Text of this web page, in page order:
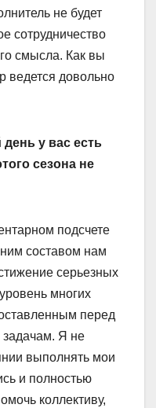
не будет
сотрудничество
смысла. Как вы
ведется довольно
у вас есть
сезона не
подсчете
составом нам
серьезных
многих
перед
задачам. Я не
выполнять мои
и полностью
коллективу,